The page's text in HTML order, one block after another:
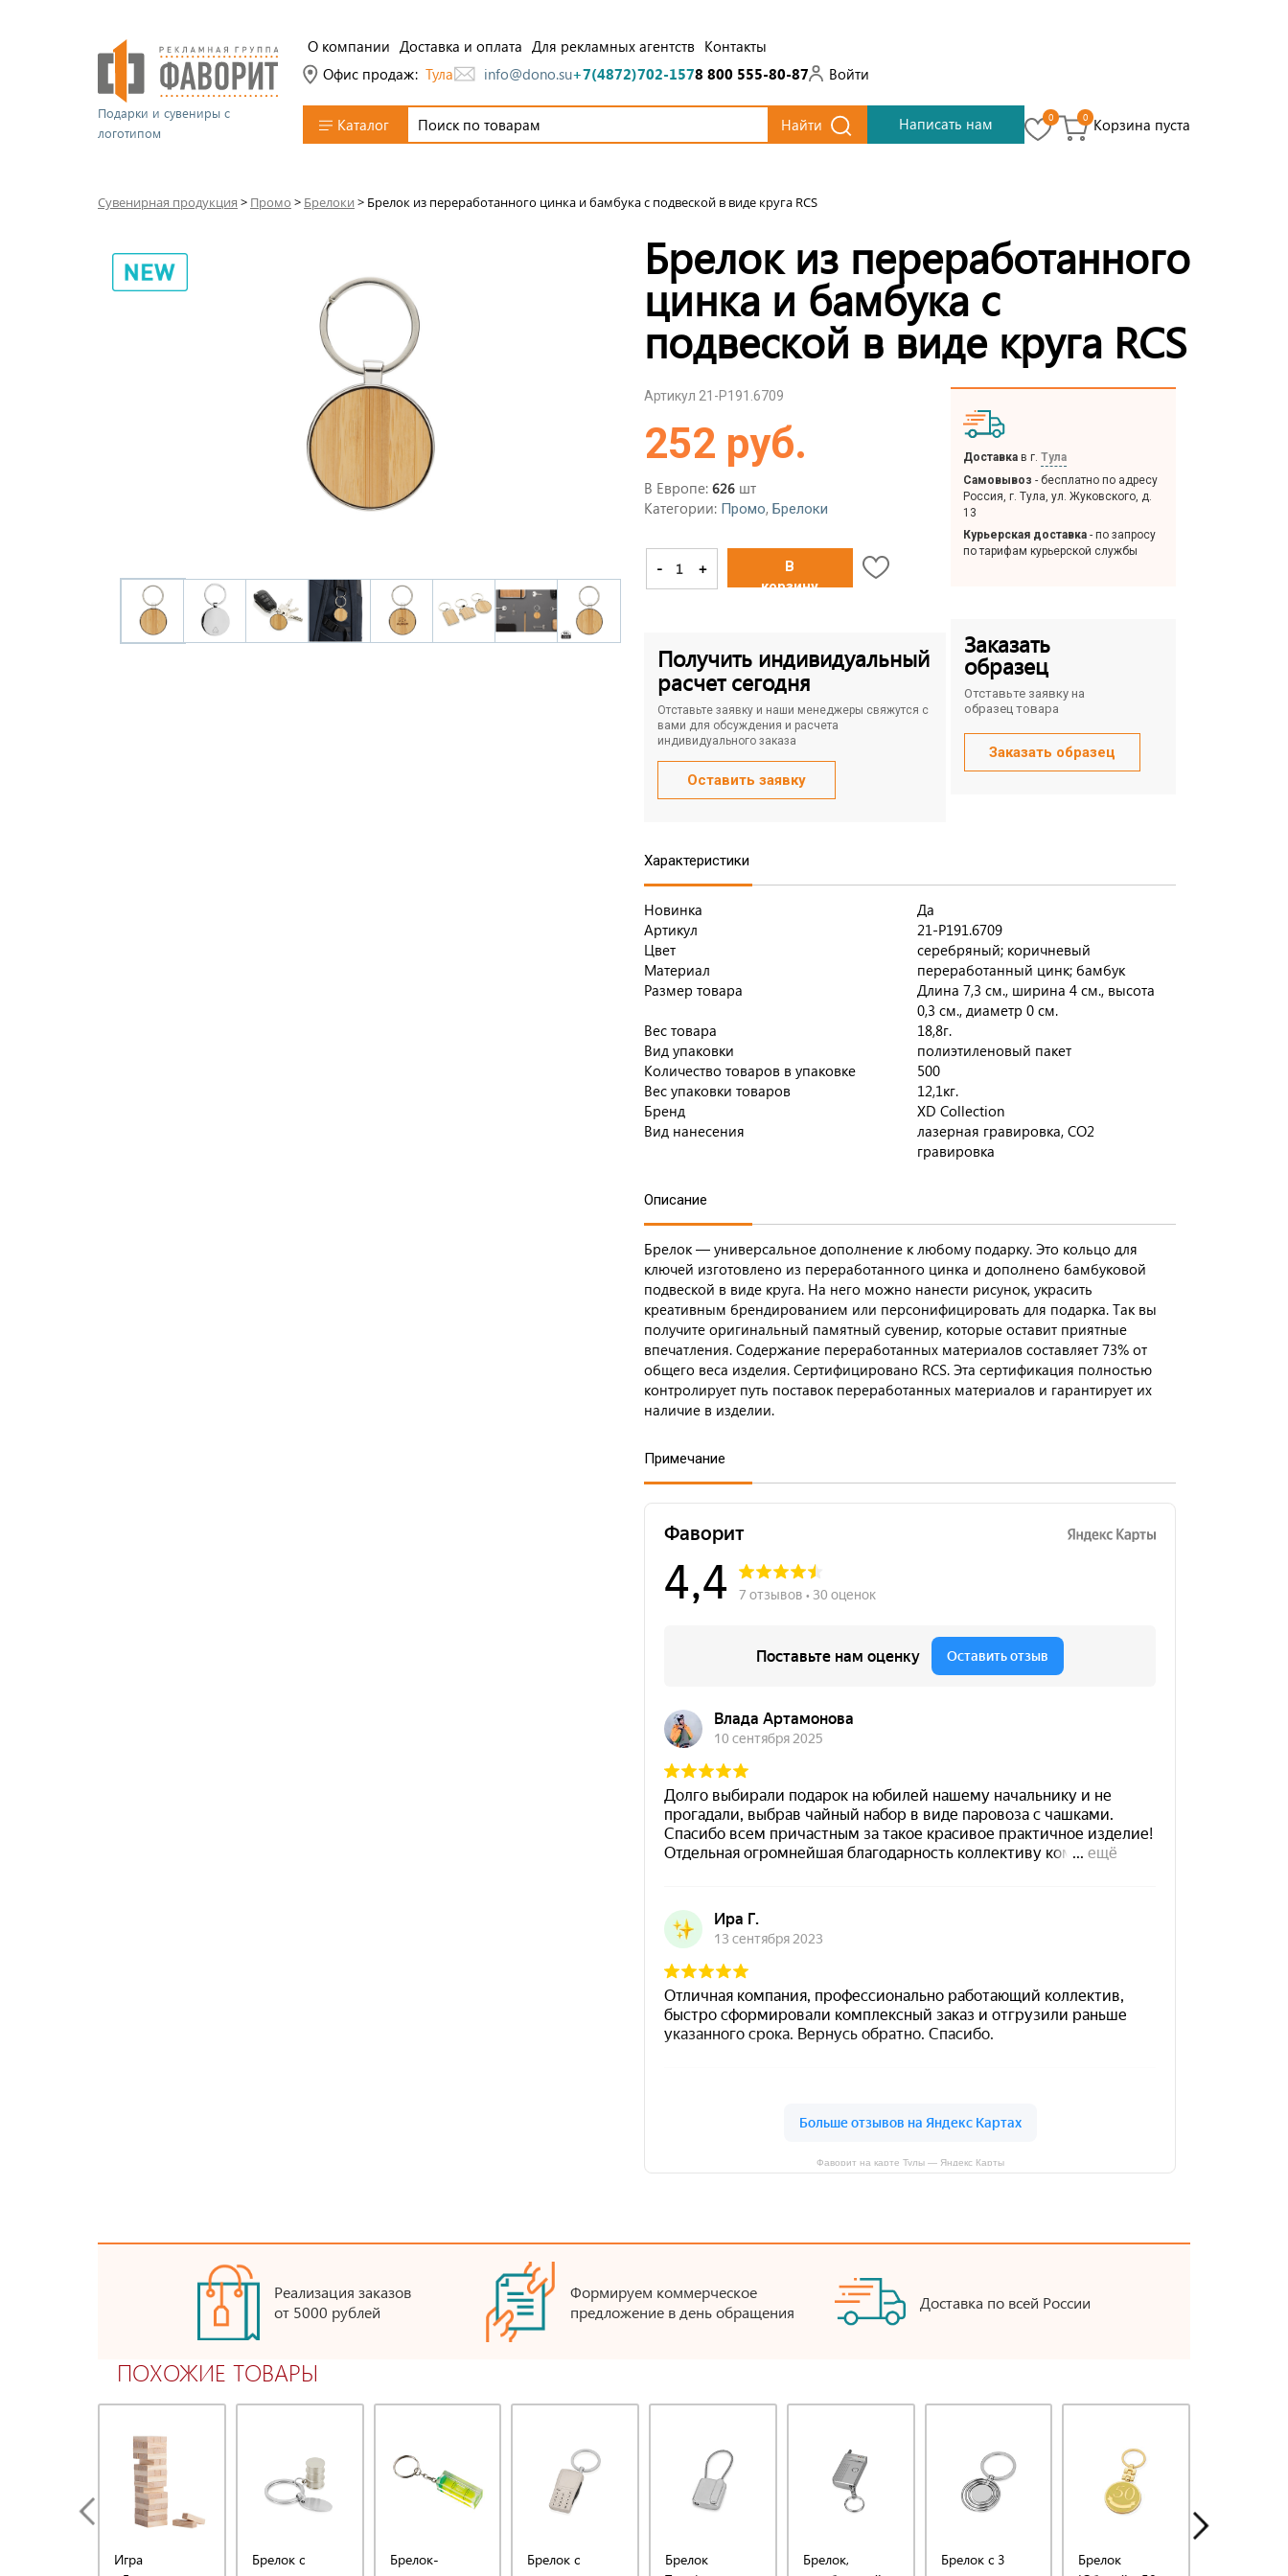
Подарки и сувениры с
логотипом
О компании Доставка и оплата Для рекламных агентств Контакты
Офис продаж: Тула info@dono.su+7(4872)702-1578 800 555-80-87 Войти
Каталог Найти Написать нам 0 0 Корзина пуста
Сувенирная продукция > Промо > Брелоки > Брелок из переработанного цинка и бамбука с подвеской в виде круга RCS
Брелок из переработанного
цинка и бамбука с
подвеской в виде круга RCS
Артикул 21-P191.6709
252 руб.
В Европе: 626 шт
Категории: Промо, Брелоки
- +
В
корзину
Получить индивидуальный
расчет сегодня
Отставьте заявку и наши менеджеры свяжутся с
вами для обсуждения и расчета
индивидуального заказа
Оставить заявку
Доставка в г. Тула
Самовывоз - бесплатно по адресу
Россия, г. Тула, ул. Жуковского, д.
13
Курьерская доставка - по запросу
по тарифам курьерской службы
Заказать
образец
Отставьте заявку на
образец товара
Заказать образец
Характеристики
Новинка
Да
Артикул
21-P191.6709
Цвет
серебряный; коричневый
Материал
переработанный цинк; бамбук
Размер товара
Длина 7,3 см., ширина 4 см., высота
0,3 см., диаметр 0 см.
Вес товара
18,8г.
Вид упаковки
полиэтиленовый пакет
Количество товаров в упаковке
500
Вес упаковки товаров
12,1кг.
Бренд
XD Collection
Вид нанесения
лазерная гравировка, CO2
гравировка
Описание
Брелок — универсальное дополнение к любому подарку. Это кольцо для
ключей изготовлено из переработанного цинка и дополнено бамбуковой
подвеской в виде круга. На него можно нанести рисунок, украсить
креативным брендированием или персонифицировать для подарка. Так вы
получите оригинальный памятный сувенир, которые оставит приятные
впечатления. Содержание переработанных материалов составляет 73% от
общего веса изделия. Сертифицировано RCS. Эта сертификация полностью
контролирует путь поставок переработанных материалов и гарантирует их
наличие в изделии.
Примечание
Фаворит на карте Тулы — Яндекс Карты
Реализация заказов
от 5000 рублей
Формируем коммерческое
предложение в день обращения
Доставка по всей России
ПОХОЖИЕ ТОВАРЫ
Игра
Брелок с
Брелок-
Брелок с
Брелок
Брелок,
Брелок с 3
Брелок